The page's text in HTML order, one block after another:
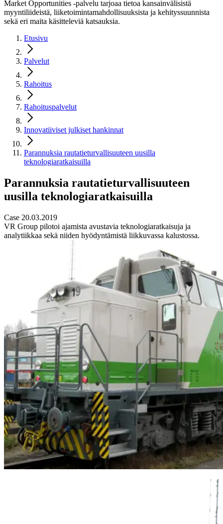
Market Opportunities -palvelu tarjoaa tietoa kansainvälisistä
myyntiliideistä, liiketoimintamahdollisuuksista ja kehityssuunnista
sekä eri maita käsitteleviä katsauksia.
Etusivu
Palvelut
Rahoitus
Rahoituspalvelut
Innovatiiviset julkiset hankinnat
Parannuksia rautatieturvallisuuteen uusilla
teknologiaratkaisuilla
Parannuksia rautatieturvallisuuteen
uusilla teknologiaratkaisuilla
Case 20.03.2019
VR Group pilotoi ajamista avustavia teknologiaratkaisuja ja
analytiikkaa sekä niiden hyödyntämistä liikkuvassa kalustossa.